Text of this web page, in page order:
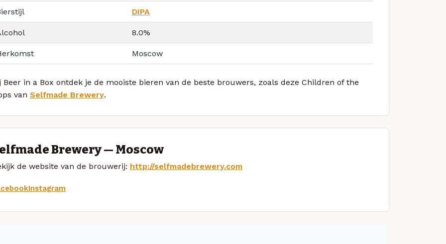
DIPA
8.0%
Moscow
Beer in a Box ontdek je de mooiste bieren van de beste brouwers, zoals deze Children of the
van Selfmade Brewery.
Brewery — Moscow
de website van de brouwerij: http://selfmadebrewery.com
Instagram